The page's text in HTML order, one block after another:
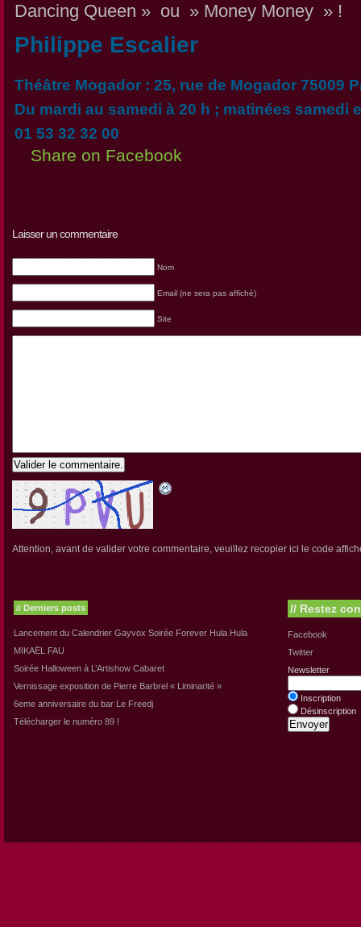
Dancing Queen » ou » Money Money » !
Philippe Escalier
Théâtre Mogador : 25, rue de Mogador 75009
Du mardi au samedi à 20 h ; matinées samedi
01 53 32 32 00
Share on Facebook
Laisser un commentaire
Nom
Email (ne sera pas affiché)
Site
Valider le commentaire.
Attention, avant de valider votre commentaire, veuillez recopier ici le code
// Derniers posts
Lancement du Calendrier Gayvox Soirée Forever Hula Hula
MIKAËL FAU
Soirée Halloween à L’Artishow Cabaret
Vernissage exposition de Pierre Barbrel « Liminarité »
6eme anniversaire du bar Le Freedj
Télécharger le numéro 89 !
// Restez
Facebook
Twitter
Newsletter
Inscription
Désinscription